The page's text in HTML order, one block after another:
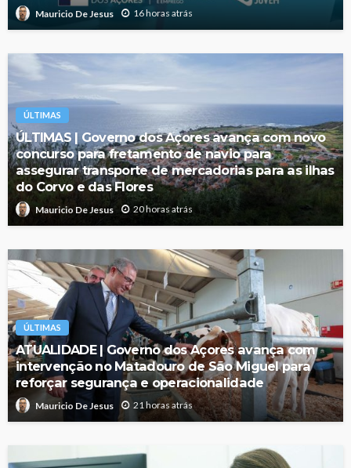
Mauricio De Jesus 16 horas atrás
ÚLTIMAS
ÚLTIMAS | Governo dos Açores avança com novo
concurso para fretamento de navio para
assegurar transporte de mercadorias para as ilhas
do Corvo e das Flores
Mauricio De Jesus 20 horas atrás
ÚLTIMAS
ATUALIDADE | Governo dos Açores avança com
intervenção no Matadouro de São Miguel para
reforçar segurança e operacionalidade
Mauricio De Jesus 21 horas atrás